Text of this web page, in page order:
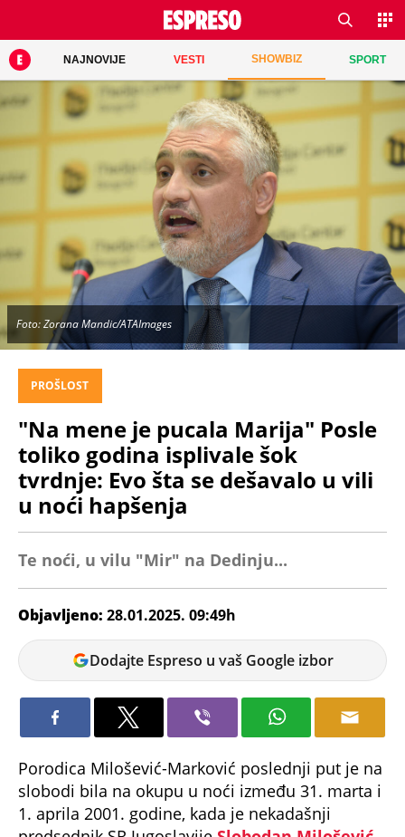
NAJNOVIJE VESTI SHOWBIZ SPORT
Foto: Zorana Mandic/ATAImages
PROŠLOST
"Na mene je pucala Marija" Posle
toliko godina isplivale šok
tvrdnje: Evo šta se dešavalo u vili
u noći hapšenja
Te noći, u vilu "Mir" na Dedinju...
Objavljeno: 28.01.2025. 09:49h
Milica
StanimirovićDodajte Espreso u vaš Google izbor
Porodica Milošević-Marković poslednji put je na
slobodi bila na okupu u noći između 31. marta i
1. aprila 2001. godine, kada je nekadašnji